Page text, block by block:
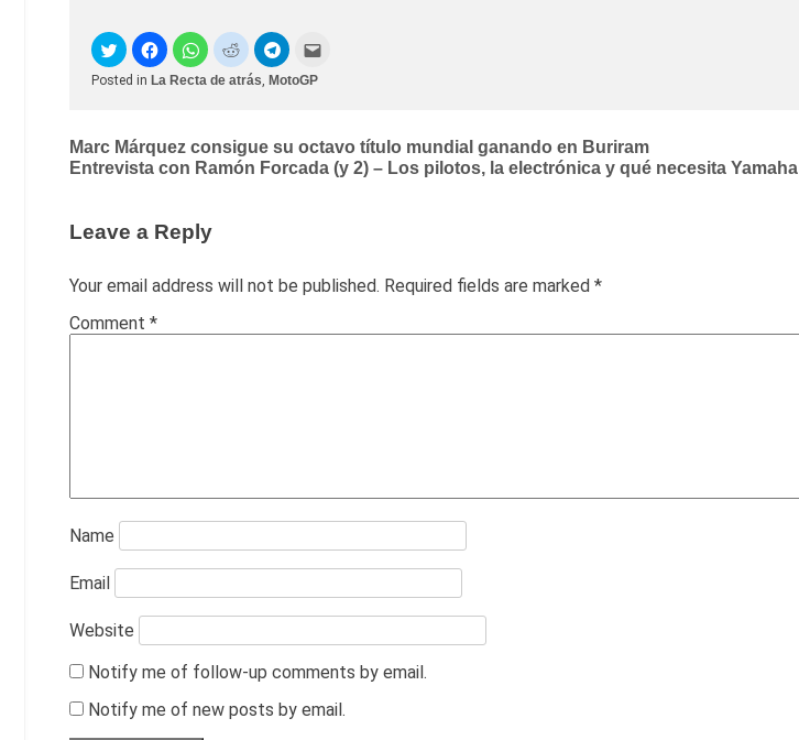
Posted in La Recta de atrás MotoGP
Post
navigation
Marc Márquez consigue su octavo título mundial ganando en Buriram
Entrevista con Ramón Forcada (y 2) – Los pilotos, la electrónica y qué necesita Yamaha
Leave a Reply
Your email address will not be published. Required fields are marked *
Comment *
Name
Email
Website
Notify me of follow-up comments by email.
Notify me of new posts by email.